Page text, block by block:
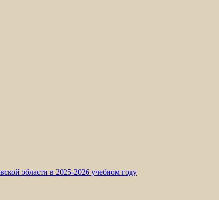
области в 2025-2026 учебном году